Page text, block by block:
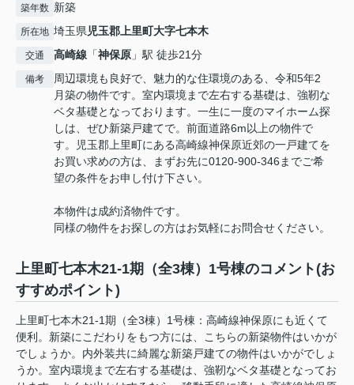
築年数 新築
所在地 埼玉県児玉郡上里町大字七本木
交通 高崎線 「神保原 」駅 徒歩21分
備考
周辺環境も良好で、魅力的な住環境のある、令和5年2
月築の物件です。室内環境まで左右する基礎は、強靭な
ベタ基礎となっております。一生に一度のマイホーム探
しは、ぜひ新築戸建てで。前面道路6m以上の物件で
す。児玉郡上里町にある高崎線神保原近郊の一戸建てを
お買い求めの方は、まずお先に0120-900-346までご希
望の条件をお申し付け下さい。
本物件は成約済物件です。
同様の物件をお探しの方はお気軽にお問合せください。
上里町七本木21-1期（全3棟）1号棟のコメント(お
すすめポイント)
上里町七本木21-1期（全3棟）1号棟：高崎線神保原にも近くて
便利。新築にこだわりをもつ方には、こちらの新築物件はいかが
でしょうか。内外装共に綺麗な新築戸建ての物件はいかがでしょ
うか。室内環境まで左右する基礎は、強靭なベタ基礎となってお